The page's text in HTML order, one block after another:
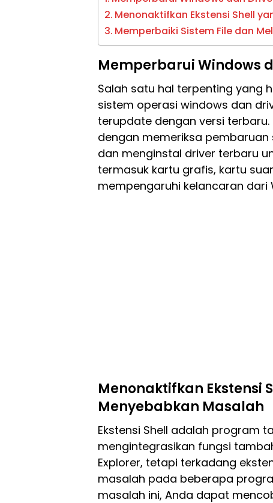
Menonaktifkan Ekstensi Shell
Memperbaiki Sistem File dan
Memperbarui Windows
Salah satu hal terpenting yang
sistem operasi windows dan
terupdate dengan versi
dengan memeriksa
dan menginstal driver terbaru
termasuk kartu grafis, kartu
mempengaruhi kelancaran dari
Menonaktifkan Ekstensi
Menyebabkan Masalah
Ekstensi Shell adalah program
mengintegrasikan fungsi
Explorer, tetapi terkadang
masalah pada beberapa
masalah ini, Anda dapat